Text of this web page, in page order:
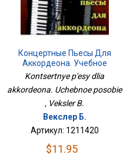
Концертные Пьесы Для
Аккордеона. Учебное
Пособие
Kontsertnye p'esy dlia
akkordeona. Uchebnoe posobie
, Veksler B.
Векслер Б.
Артикул: 1211420
$11.95